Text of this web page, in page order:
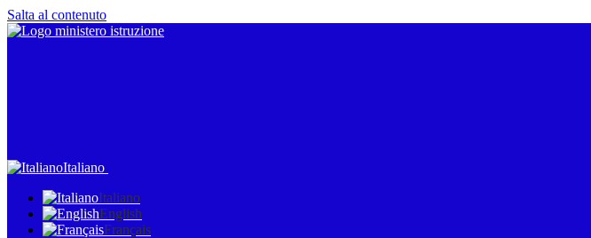
Salta al contenuto
Italiano
Italiano
English
Français